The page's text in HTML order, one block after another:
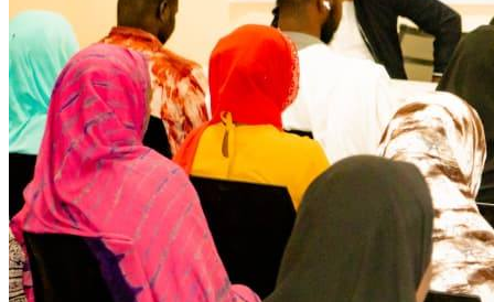
Ateliers communautaires
Lire la suite